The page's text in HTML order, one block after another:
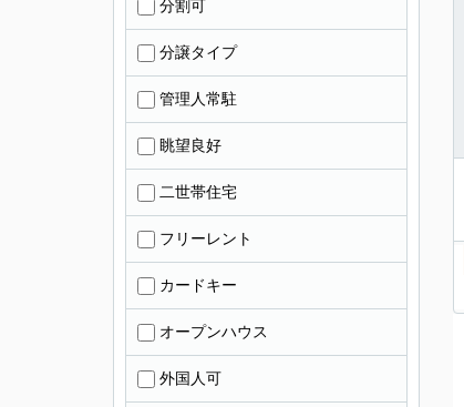
分割可
分譲タイプ
管理人常駐
眺望良好
二世帯住宅
フリーレント
カードキー
オープンハウス
外国人可